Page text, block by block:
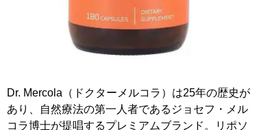
Dr. Mercola（ドクターメルコラ）は25年の歴史が
あり、自然療法の第一人者であるジョセフ・メル
コラ博士が提唱するプレミアムブランド。リポソ